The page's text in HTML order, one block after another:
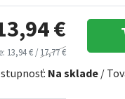
€
13,94 € /17,77 €
Na sklade /